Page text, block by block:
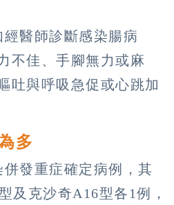
醫師診斷感染腸病
不佳、手腳無力或麻
吐與呼吸急促或心跳加
多
發重症確定病例，其
及克沙奇A16型各1例，